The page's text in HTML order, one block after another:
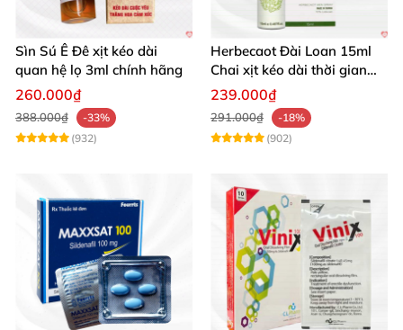
Sìn Sú Ê Đê xịt kéo dài
quan hệ lọ 3ml chính hãng
260.000₫
388.000₫
-33%
(932)
Herbecaot Đài Loan 15ml
Chai xịt kéo dài thời gian
hiệu quả
239.000₫
291.000₫
-18%
(902)